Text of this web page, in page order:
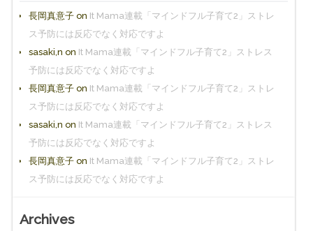
長岡真意子on It Mama連載「マインドフル子育て2」ストレ
ス予防には反応でなく対応ですよ
sasaki,n on It Mama連載「マインドフル子育て2」ストレス
予防には反応でなく対応ですよ
長岡真意子on It Mama連載「マインドフル子育て2」ストレ
ス予防には反応でなく対応ですよ
sasaki,n on It Mama連載「マインドフル子育て2」ストレス
予防には反応でなく対応ですよ
長岡真意子on It Mama連載「マインドフル子育て2」ストレ
ス予防には反応でなく対応ですよ
Archives